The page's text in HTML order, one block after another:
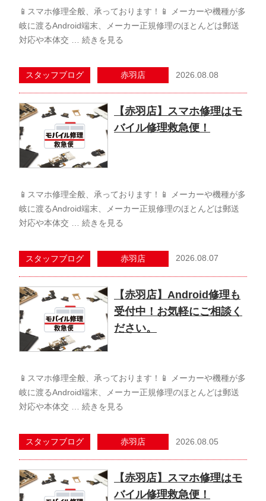
📱スマホ修理全般、承っております！📱 メーカーや機種が多
岐に渡るAndroid端末、メーカー正規修理のほとんどは郵送
対応や本体交 … 続きを見る
スタッフブログ 赤羽店 2026.08.08
【赤羽店】スマホ修理はモ
バイル修理救急便！
📱スマホ修理全般、承っております！📱 メーカーや機種が多
岐に渡るAndroid端末、メーカー正規修理のほとんどは郵送
対応や本体交 … 続きを見る
スタッフブログ 赤羽店 2026.08.07
【赤羽店】Android修理も
受付中！お気軽にご相談く
ださい。
📱スマホ修理全般、承っております！📱 メーカーや機種が多
岐に渡るAndroid端末、メーカー正規修理のほとんどは郵送
対応や本体交 … 続きを見る
スタッフブログ 赤羽店 2026.08.05
【赤羽店】スマホ修理はモ
バイル修理救急便！